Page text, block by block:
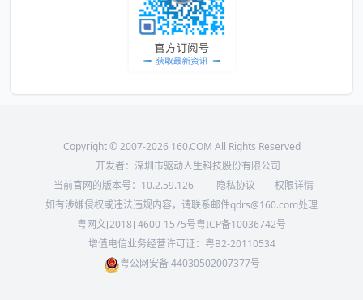
Copyright © 2007-2026 160.COM All Rights Reserved
开发者：深圳市驱动人生科技股份有限公司
当前官网的版本号： 10.2.59.126 隐私协议
权限详情
如有涉嫌侵权或违法违规内容，请联系邮件qdrs@160.com处理
粤网文[2018] 4600-1575号粤ICP备10036742号
增值电信业务经营许可证：粤B2-20110534
粤公网安备 44030502007377号